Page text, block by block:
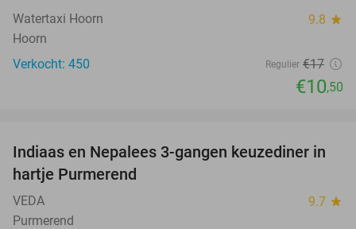
Watertaxi Hoorn 9.8 star
Hoorn
Verkocht: 450
Regulier €17
€10,50
41%
Indiaas en Nepalees 3-gangen keuzediner in
hartje Purmerend
VEDA 9.7 star
Purmerend